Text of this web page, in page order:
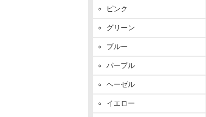
ピンク
グリーン
ブルー
パープル
ヘーゼル
イエロー